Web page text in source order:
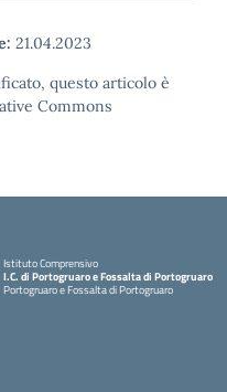
21.04.2023
questo articolo è
Commons
Istituto Comprensivo
I.C. di Portogruaro e Fossalta di Portogruaro
Portogruaro e Fossalta di Portogruaro
— Visita la pagina iniziale della scuola